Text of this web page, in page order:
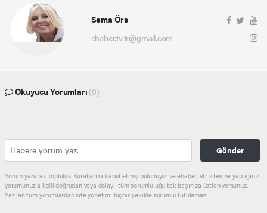
Sema Örs
ehaber.tv.tr@gmail.com
Okuyucu Yorumları (0)
Gönder
Yorum yazarak Topluluk Kuralları’nı kabul etmiş bulunuyor ve ehaber.tv.tr sitesine yaptığınız
yorumunuzla ilgili doğrudan veya dolaylı tüm sorumluluğu tek başınıza üstleniyorsunuz.
Yazılan tüm yorumlardan site yönetimi hiçbir şekilde sorumlu tutulamaz.